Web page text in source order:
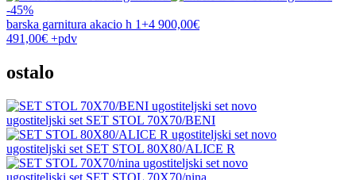
-45%
barska garnitura akacio h 1+4 900,00€
491,00€ +pdv
ostalo
novo
ugostiteljski set SET STOL 70X70/BENI
novo
ugostiteljski set SET STOL 80X80/ALICE R
novo